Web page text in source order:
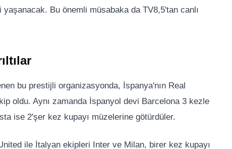
yaşanacak. Bu önemli müsabaka da TV8,5'tan canlı
bu prestijli organizasyonda, İspanya'nın Real
oldu. Aynı zamanda İspanyol devi Barcelona 3 kezle
ise 2'şer kez kupayı müzelerine götürdüler.
ile İtalyan ekipleri Inter ve Milan, birer kez kupayı